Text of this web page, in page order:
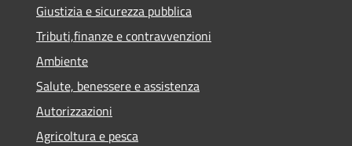
Giustizia e sicurezza pubblica
Tributi,finanze e contravvenzioni
Ambiente
Salute, benessere e assistenza
Autorizzazioni
Agricoltura e pesca